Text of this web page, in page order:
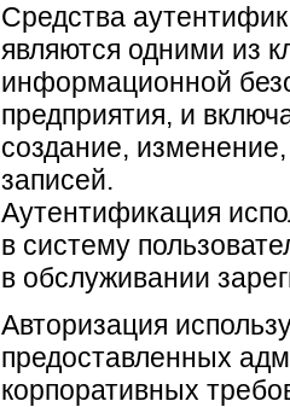
Средства
являются одними из
информационной
предприятия, и
создание,
записей.
Аутентификация
в систему
в обслуживании
Авторизация
предоставленных
корпоративных